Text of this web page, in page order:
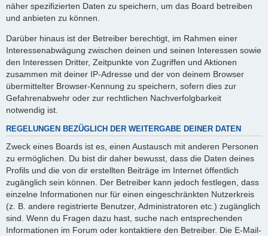
näher spezifizierten Daten zu speichern, um das Board betreiben
und anbieten zu können.
Darüber hinaus ist der Betreiber berechtigt, im Rahmen einer
Interessenabwägung zwischen deinen und seinen Interessen sowie
den Interessen Dritter, Zeitpunkte von Zugriffen und Aktionen
zusammen mit deiner IP-Adresse und der von deinem Browser
übermittelter Browser-Kennung zu speichern, sofern dies zur
Gefahrenabwehr oder zur rechtlichen Nachverfolgbarkeit
notwendig ist.
REGELUNGEN BEZÜGLICH DER WEITERGABE DEINER DATEN
Zweck eines Boards ist es, einen Austausch mit anderen Personen
zu ermöglichen. Du bist dir daher bewusst, dass die Daten deines
Profils und die von dir erstellten Beiträge im Internet öffentlich
zugänglich sein können. Der Betreiber kann jedoch festlegen, dass
einzelne Informationen nur für einen eingeschränkten Nutzerkreis
(z. B. andere registrierte Benutzer, Administratoren etc.) zugänglich
sind. Wenn du Fragen dazu hast, suche nach entsprechenden
Informationen im Forum oder kontaktiere den Betreiber. Die E-Mail-